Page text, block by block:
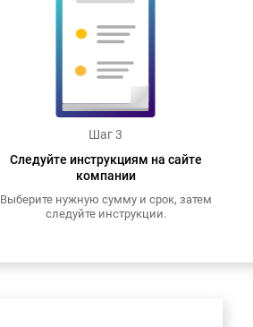
Шаг 3
Следуйте инструкциям на сайте
компании
Выберите нужную сумму и срок, затем
следуйте инструкции.